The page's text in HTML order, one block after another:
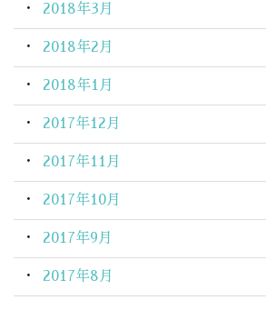
2018年3月
2018年2月
2018年1月
2017年12月
2017年11月
2017年10月
2017年9月
2017年8月